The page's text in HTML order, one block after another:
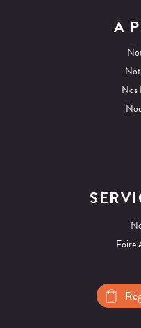
A
Nos
Foire